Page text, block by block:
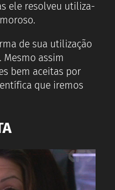
ele resolveu utiliza-
de sua utilização
. Mesmo assim
bem aceitas por
que iremos